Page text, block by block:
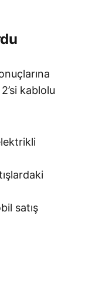
kablolu
satış